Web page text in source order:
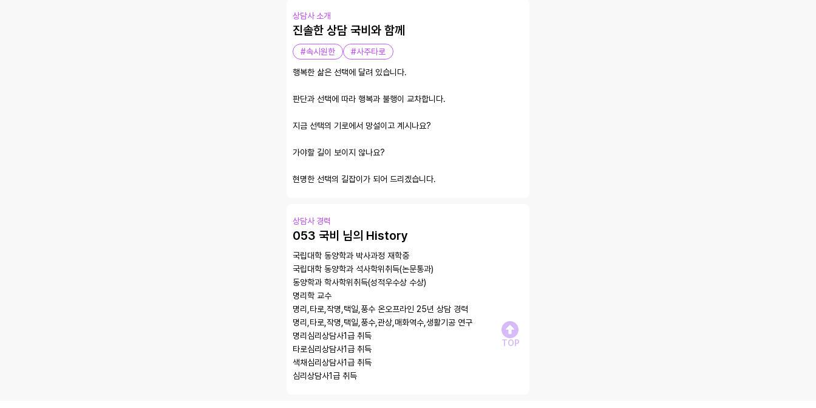
상담사 소개
진솔한 상담 국비와 함께
#속시원한 #사주타로
행복한 삶은 선택에 달려 있습니다.
판단과 선택에 따라 행복과 불행이 교차합니다.
지금 선택의 기로에서 망설이고 계시나요?
가야할 길이 보이지 않나요?
현명한 선택의 길잡이가 되어 드리겠습니다.
상담사 경력
053 국비 님의 History
국립대학 동양학과 박사과정 재학중
국립대학 동양학과 석사학위취득(논문통과)
동양학과 학사학위취득(성적우수상 수상)
명리학 교수
명리,타로,작명,택일,풍수 온오프라인 25년 상담 경력
명리,타로,작명,택일,풍수,관상,매화역수,생활기공 연구
명리심리상담사1급 취득
타로심리상담사1급 취득
색채심리상담사1급 취득
심리상담사1급 취득
TOP